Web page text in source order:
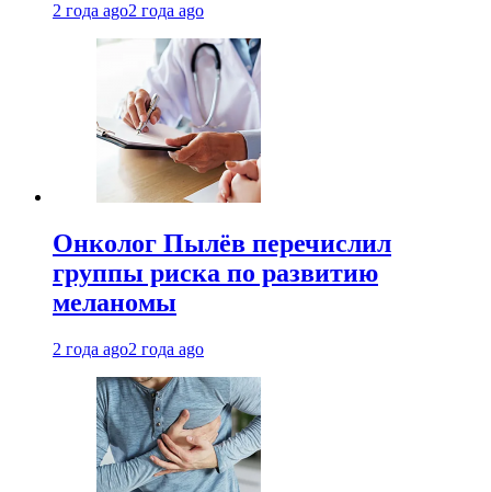
2 года ago2 года ago
Онколог Пылёв перечислил
группы риска по развитию
меланомы
2 года ago2 года ago